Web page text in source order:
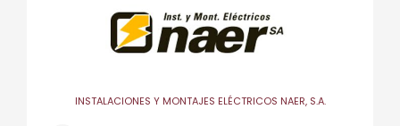
INSTALACIONES Y MONTAJES ELÉCTRICOS NAER, S.A.